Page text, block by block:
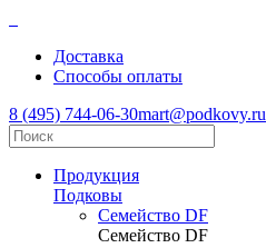
Доставка
Способы оплаты
8 (495) 744-06-30mart@podkovy.ru
Продукция
Подковы
Семейство DF
Семейство DF